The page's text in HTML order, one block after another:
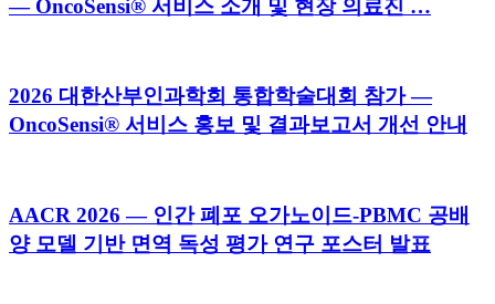
— OncoSensi® 서비스 소개 및 현장 의료진 …
2026 대한산부인과학회 통합학술대회 참가 —
OncoSensi® 서비스 홍보 및 결과보고서 개선 안내
AACR 2026 — 인간 폐포 오가노이드-PBMC 공배
양 모델 기반 면역 독성 평가 연구 포스터 발표